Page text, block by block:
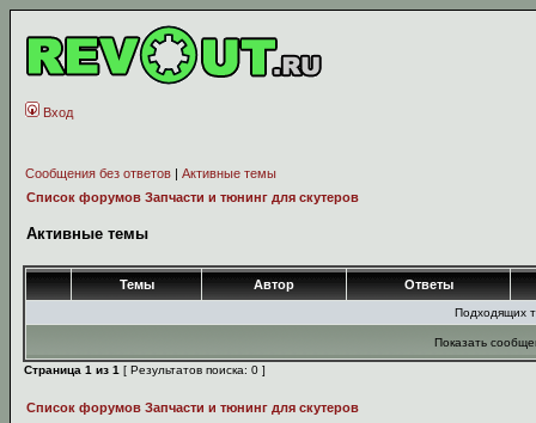
Вход
Сообщения без ответов | Активные темы
Список форумов Запчасти и тюнинг для скутеров
Активные темы
Темы Автор Ответы
Подходящих
Показать
Страница 1 из 1 [ Результатов поиска: 0 ]
Список форумов Запчасти и тюнинг для скутеров